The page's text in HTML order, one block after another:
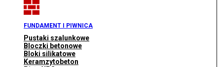
FUNDAMENT I PIWNICA
Pustaki szalunkowe
Bloczki betonowe
Bloki silikatowe
Keramzytobeton